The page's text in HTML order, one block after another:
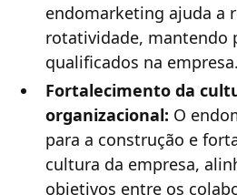
endomarketing ajuda a
rotatividade, mantendo
qualificados na empresa.
Fortalecimento da
organizacional: O
para a construção e
cultura da empresa,
objetivos entre os